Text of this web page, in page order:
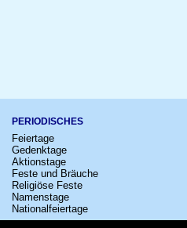
PERIODISCHES
Feiertage
Gedenktage
Aktionstage
Feste und Bräuche
Religiöse Feste
Namenstage
Nationalfeiertage